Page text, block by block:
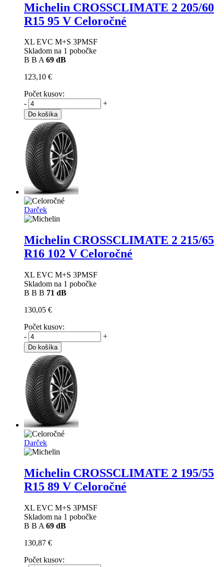
Michelin CROSSCLIMATE 2 205/60
R15 95 V Celoročné
XL EVC M+S 3PMSF
Skladom na 1 pobočke
B B A69 dB
123,10 €
Počet kusov:
-
+
Do košíka
Darček
Michelin CROSSCLIMATE 2 215/65
R16 102 V Celoročné
XL EVC M+S 3PMSF
Skladom na 1 pobočke
B B B 71 dB
130,05 €
Počet kusov:
-
+
Do košíka
Darček
Michelin CROSSCLIMATE 2 195/55
R15 89 V Celoročné
XL EVC M+S 3PMSF
Skladom na 1 pobočke
B B A 69 dB
130,87 €
Počet kusov: